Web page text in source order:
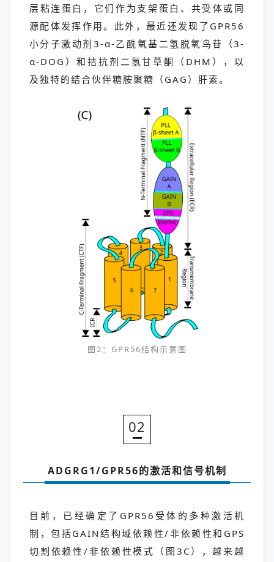
层粘连蛋白，它们作为支架蛋白、共受体或同
源配体发挥作用。此外，最近还发现了GPR56
小分子激动剂3-α-乙酰氧基二氢脱氧鸟苷（3-
α-DOG）和拮抗剂二氢甘草酮（DHM），以
及独特的结合伙伴糖胺聚糖（GAG）肝素。
图2：GPR56结构示意图
02
ADGRG1/GPR56的激活和信号机制
目前，已经确定了GPR56受体的多种激活机
制，包括GAIN结构域依赖性/非依赖性和GPS
切割依赖性/非依赖性模式（图3C），越来越